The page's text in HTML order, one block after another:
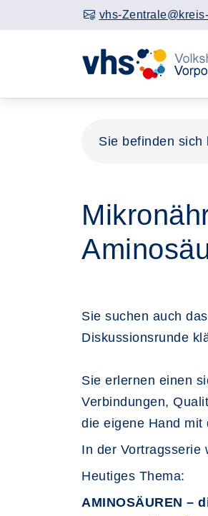
vhs-
Sie befinden sich
Sie suchen auch
Diskussionsrunde
Sie erlernen einen
Verbindungen,
die eigene Hand mit
In der Vortragsserie
Heutiges Thema:
AMINOSÄUREN –